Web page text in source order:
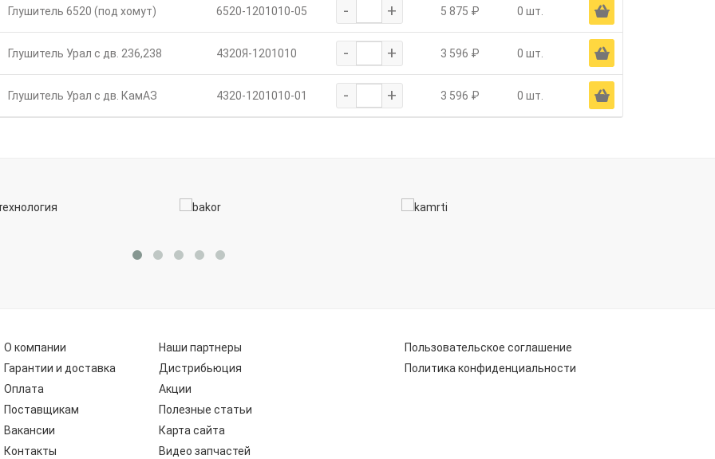
Глушитель 6520 (под хомут) 6520-1201010-05 - + 5 875 ₽ 0 шт. Ä
Глушитель Урал с дв. 236,238 4320Я-1201010 - + 3 596 ₽ 0 шт. Ä
Глушитель Урал с дв. КамАЗ 4320-1201010-01 - + 3 596 ₽ 0 шт. Ä
О компании
Гарантии и доставка
Оплата
Поставщикам
Вакансии
Контакты
Наши партнеры
Дистрибьюция
Акции
Полезные статьи
Карта сайта
Видео запчастей
Пользовательское соглашение
Политика конфиденциальности